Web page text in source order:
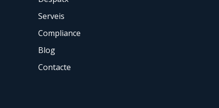
Serveis
Compliance
Blog
Contacte